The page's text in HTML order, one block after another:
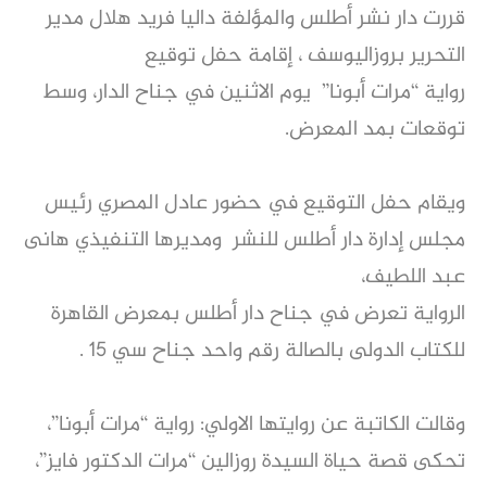
قررت دار نشر أطلس والمؤلفة داليا فريد هلال مدير
التحرير بروزاليوسف ، إقامة حفل توقيع
رواية “مرات أبونا” يوم الاثنين في جناح الدار، وسط
توقعات بمد المعرض.
ويقام حفل التوقيع في حضور عادل المصري رئيس
مجلس إدارة دار أطلس للنشر ومديرها التنفيذي هانى
عبد اللطيف،
الرواية تعرض في جناح دار أطلس بمعرض القاهرة
للكتاب الدولى بالصالة رقم واحد جناح سي ١٥ .
وقالت الكاتبة عن روايتها الاولي: رواية “مرات أبونا”،
تحكى قصة حياة السيدة روزالين “مرات الدكتور فايز”،